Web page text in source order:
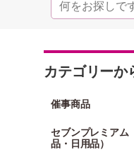
カテゴリーか
催事商品
セブンプレミアム
品・日用品）